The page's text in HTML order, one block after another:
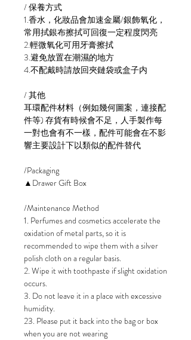
/ 保養方式
1.香水，化妝品會加速金屬/銀飾氧化，
常用拭銀布擦拭可回復一定程度閃亮
2.輕微氧化可用牙膏擦拭
3.避免放置在潮濕的地方
4.不配戴時請放回夾鏈袋或盒子内
/ 其他
耳環配件材料（例如幾何圖案，連接配
件等) 存貨有時候會不足，人手製作每
一對也會有不一樣，配件可能會在不影
響主要設計下以類似的配件替代
/Packaging
▲Drawer Gift Box
/Maintenance Method
1. Perfumes and cosmetics accelerate the
oxidation of metal parts, so it is
recommended to wipe them with a silver
polish cloth on a regular basis.
2. Wipe it with toothpaste if slight oxidation
occurs.
3. Do not leave it in a place with excessive
humidity.
23. Please put it back into the bag or box
when you are not wearing